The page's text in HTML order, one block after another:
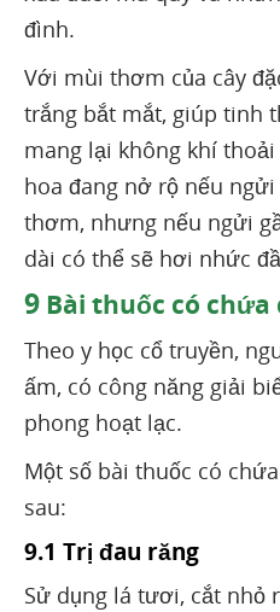
đình.
Với mùi thơm của cây
trắng bắt mắt, giúp tinh
mang lại không khí
hoa đang nở rộ nếu
thơm, nhưng nếu ngửi
dài có thể sẽ hơi nhức
9 Bài thuốc có
Theo y học cổ truyền,
ấm, có công năng giải
phong hoạt lạc.
Một số bài thuốc có
sau:
9.1 Trị đau răng
Sử dụng lá tươi, cắt nhỏ